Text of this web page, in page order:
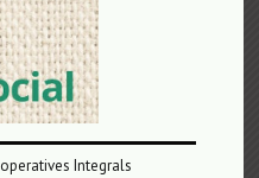
Integrals